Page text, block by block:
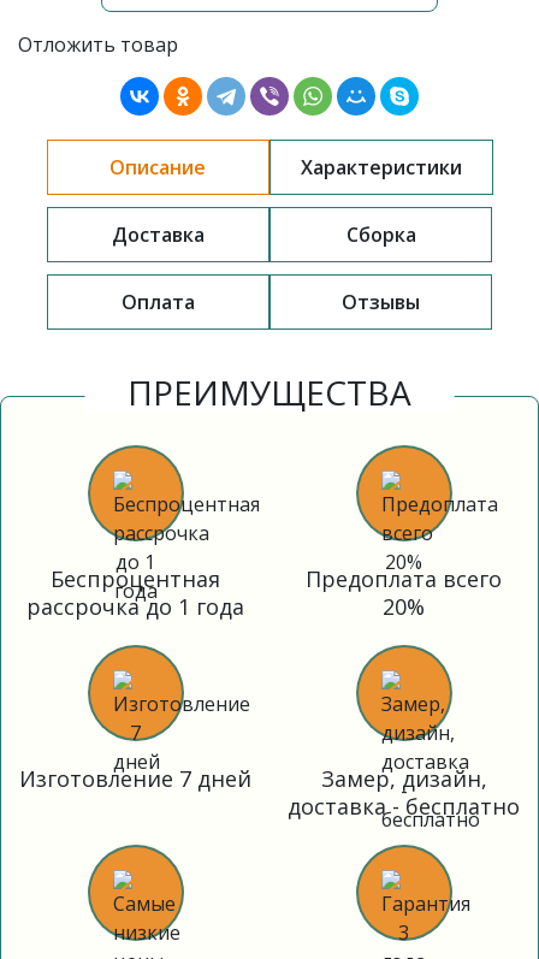
Отложить товар
Описание Характеристики
Доставка Сборка
Оплата Отзывы
ПРЕИМУЩЕСТВА
Беспроцентная
рассрочка до 1 года
Предоплата всего
20%
Изготовление 7 дней
Замер, дизайн,
доставка - бесплатно